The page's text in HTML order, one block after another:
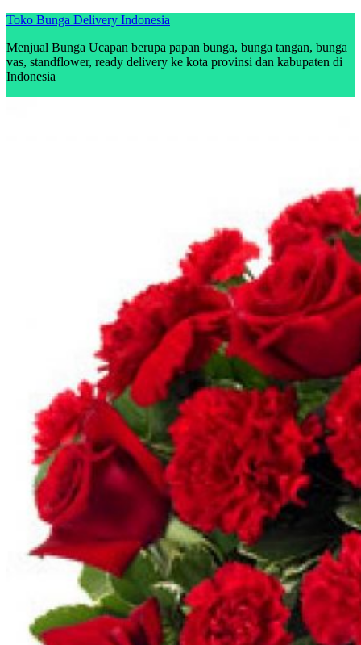
Skip
content
Toko Bunga Delivery Indonesia
Menjual Bunga Ucapan berupa papan bunga, bunga tangan, bunga
vas, standflower, ready delivery ke kota provinsi dan kabupaten di
Indonesia